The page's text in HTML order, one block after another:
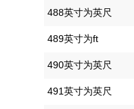
488英寸为英尺
489英寸为ft
490英寸为英尺
491英寸为英尺